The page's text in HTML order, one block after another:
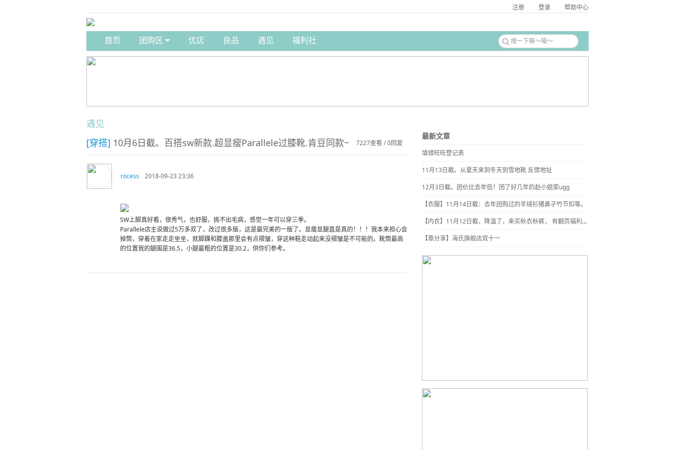
注册 登录 帮助中心
首页 团购区 优店 良品 遇见 福利社
遇见
[穿搭] 10月6日截。百搭sw新款.超显瘦Parallele过膝靴.肯豆同款~ 7227查看 / 0回复
rocess 2018-09-23 23:36
SW上脚真好看，很秀气，也舒服，挑不出毛病，感觉一年可以穿三季。
Parallele店主说做过5万多双了，改过很多版，这是最完美的一版了。显瘦显腿直是真的！！！我本来担心会
掉筒，穿着在家走走坐坐，就脚踝和膝盖那里会有点褶皱，穿这种鞋走动起来没褶皱是不可能的。靴筒最高
的位置我的腿围是36.5，小腿最粗的位置是30.2，供你们参考。
最新文章
填错旺旺登记表
11月13日截。从夏天来到冬天到雪地靴 反馈地址
12月3日截。团价比去年低！团了好几年的赵小姐家ugg
【衣服】11月14日截：去年团购过的羊绒衫猪鼻子竹节扣等。
【内衣】11月12日截，降温了，来买秋衣秋裤， 有翻页福利！
【靠分享】海氏旗舰店双十一